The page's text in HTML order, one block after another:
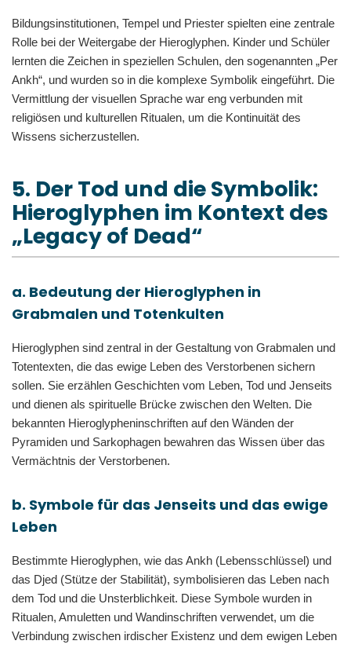
Bildungsinstitutionen, Tempel und Priester spielten eine zentrale
Rolle bei der Weitergabe der Hieroglyphen. Kinder und Schüler
lernten die Zeichen in speziellen Schulen, den sogenannten „Per
Ankh“, und wurden so in die komplexe Symbolik eingeführt. Die
Vermittlung der visuellen Sprache war eng verbunden mit
religiösen und kulturellen Ritualen, um die Kontinuität des
Wissens sicherzustellen.
5. Der Tod und die Symbolik:
Hieroglyphen im Kontext des
„Legacy of Dead“
a. Bedeutung der Hieroglyphen in
Grabmalen und Totenkulten
Hieroglyphen sind zentral in der Gestaltung von Grabmalen und
Totentexten, die das ewige Leben des Verstorbenen sichern
sollen. Sie erzählen Geschichten vom Leben, Tod und Jenseits
und dienen als spirituelle Brücke zwischen den Welten. Die
bekannten Hieroglypheninschriften auf den Wänden der
Pyramiden und Sarkophagen bewahren das Wissen über das
Vermächtnis der Verstorbenen.
b. Symbole für das Jenseits und das ewige
Leben
Bestimmte Hieroglyphen, wie das Ankh (Lebensschlüssel) und
das Djed (Stütze der Stabilität), symbolisieren das Leben nach
dem Tod und die Unsterblichkeit. Diese Symbole wurden in
Ritualen, Amuletten und Wandinschriften verwendet, um die
Verbindung zwischen irdischer Existenz und dem ewigen Leben